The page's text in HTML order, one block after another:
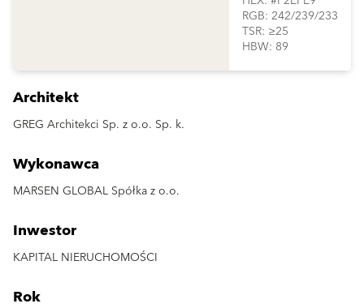
RGB: 242/239/233
TSR: ≥25
HBW: 89
Architekt
GREG Architekci Sp. z o.o. Sp. k.
Wykonawca
MARSEN GLOBAL Spółka z o.o.
Inwestor
KAPITAL NIERUCHOMOŚCI
Rok